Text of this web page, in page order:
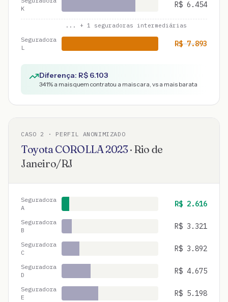
K
R$ 6.454
... + 1 seguradoras intermediárias
Seguradora
L
R$7.893
Diferença: R$ 6.103
341% a mais quem contratou a mais cara, vs a mais barata
CASO 2 · PERFIL ANONIMIZADO
ToyotaCOROLLA2023· Rio de
Janeiro/RJ
Seguradora
A
R$ 2.616
Seguradora
B
R$ 3.321
Seguradora
C
R$ 3.892
Seguradora
D
R$ 4.675
Seguradora
E
R$ 5.198